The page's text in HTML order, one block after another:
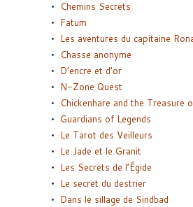
Chemins Secrets
Fatum
Les aventures du capitaine
Chasse anonyme
D’encre et d’or
N-Zone Quest
Chickenhare and the Treasure
Guardians of Legends
Le Tarot des Veilleurs
Le Jade et le Granit
Les Secrets de l’Égide
Le secret du destrier
Dans le sillage de Sindbad